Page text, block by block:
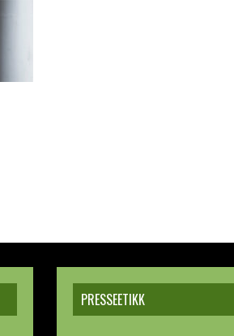
PRESSEETIKK